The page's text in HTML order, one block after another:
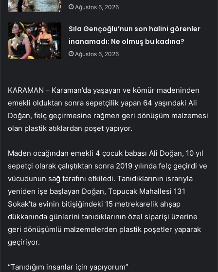
Ağustos 6, 2026
Sıla Gençoğlu’nun son halini görenler
inanamadı: Ne olmuş bu kadına?
Ağustos 6, 2026
KARAMAN – Karaman’da yaşayan ve kömür madeninden
emekli olduktan sonra sepetçilik yapan 64 yaşındaki Ali
Doğan, felç geçirmesine rağmen geri dönüşüm malzemesi
olan plastik atıklardan poşet yapıyor.
Maden ocağından emekli 4 çocuk babası Ali Doğan, 10 yıl
sepetçi olarak çalıştıktan sonra 2019 yılında felç geçirdi ve
vücudunun sağ tarafını etkiledi. Tanıdıklarının ısrarıyla
yeniden işe başlayan Doğan, Topucak Mahallesi 131
Sokak’ta evinin bitişiğindeki 15 metrekarelik ahşap
dükkanında günlerini tanıdıklarının özel siparişi üzerine
geri dönüşümlü malzemelerden plastik poşetler yaparak
geçiriyor.
“Tanıdığım insanlar için yapıyorum”